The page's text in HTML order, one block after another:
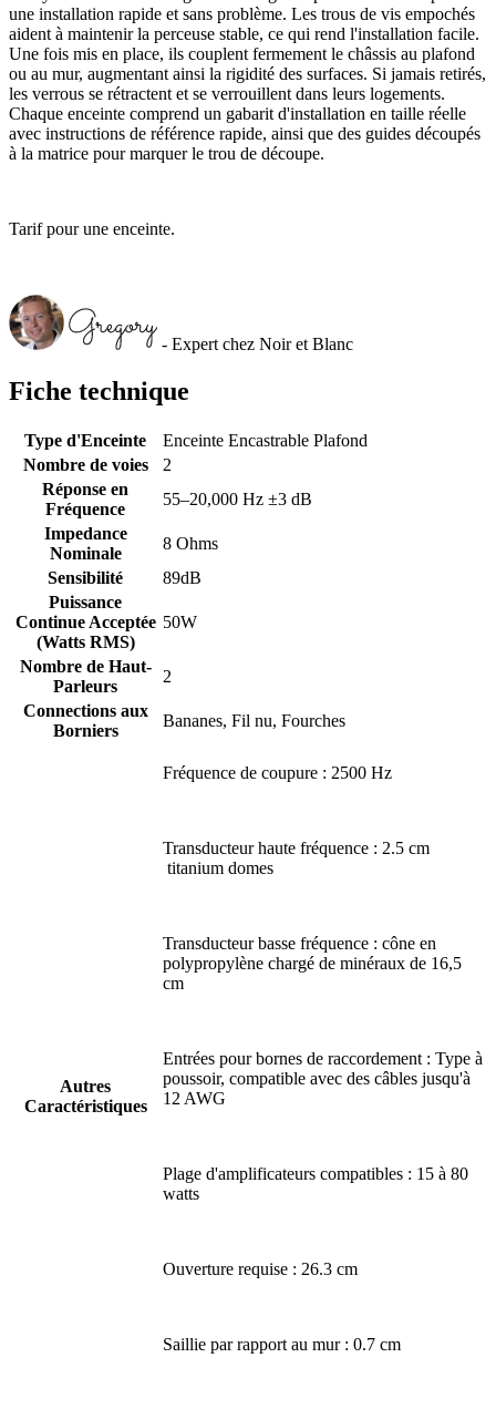
Fiche technique
Type d'Enceinte
Enceinte Encastrable Plafond
Nombre de voies
2
Réponse en
Fréquence
55–20,000 Hz ±3 dB
Impedance
Nominale
8 Ohms
Sensibilité
89dB
Puissance
Continue Acceptée
(Watts RMS)
50W
Nombre de Haut-
Parleurs
2
Connections aux
Borniers
Bananes, Fil nu, Fourches
Autres
Caractéristiques
Fréquence de coupure : 2500 Hz
Transducteur haute fréquence : 2.5 cm
titanium domes
Transducteur basse fréquence : cône en
polypropylène chargé de minéraux de 16,5
cm
Entrées pour bornes de raccordement : Type à
poussoir, compatible avec des câbles jusqu'à
12 AWG
Plage d'amplificateurs compatibles : 15 à 80
watts
Ouverture requise : 26.3 cm
Saillie par rapport au mur : 0.7 cm
une installation rapide et sans problème. Les trous de vis empochés
aident à maintenir la perceuse stable, ce qui rend l'installation facile.
Une fois mis en place, ils couplent fermement le châssis au plafond
ou au mur, augmentant ainsi la rigidité des surfaces. Si jamais retirés,
les verrous se rétractent et se verrouillent dans leurs logements.
Chaque enceinte comprend un gabarit d'installation en taille réelle
avec instructions de référence rapide, ainsi que des guides découpés
à la matrice pour marquer le trou de découpe.
Tarif pour une enceinte.
- Expert chez Noir et Blanc